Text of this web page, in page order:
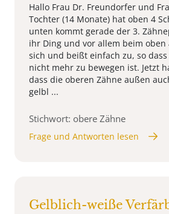
Hallo Frau Dr. Freundorfer und
Tochter (14 Monate) hat oben 4
unten kommt gerade der 3.
ihr Ding und vor allem beim
sich und beißt einfach zu, so
nicht mehr zu bewegen ist. Jetzt
dass die oberen Zähne außen
gelbl ...
Stichwort: obere Zähne
Frage und Antworten lesen
Gelblich-weiße